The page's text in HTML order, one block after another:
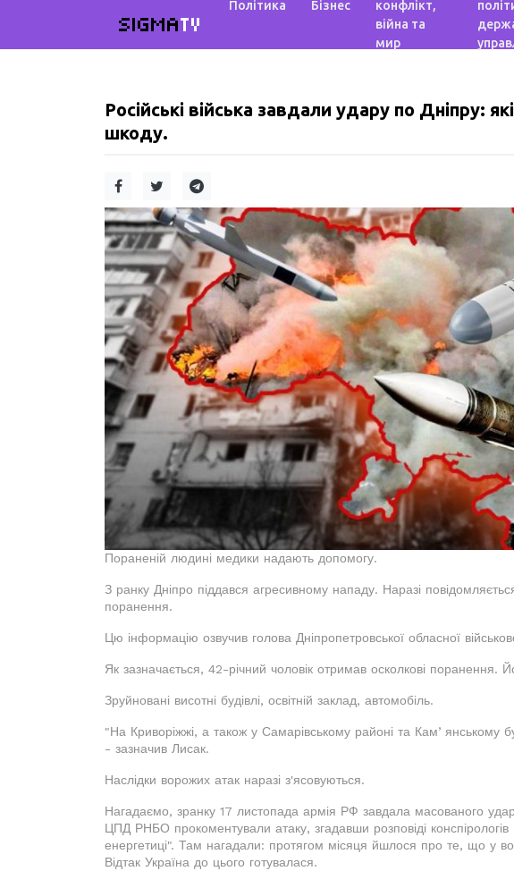
SIGMATV
Політика Бізнес
конфлікт,
війна та
мир
Російські війська завдали удару по Дніпру:
шкоду.
Пораненій людині медики надають допомогу.
З ранку Дніпро піддався агресивному нападу. Наразі
поранення.
Цю інформацію озвучив голова Дніпропетровської обласної
Як зазначається, 42-річний чоловік отримав осколкові
Зруйновані висотні будівлі, освітній заклад, автомобіль.
"На Криворіжжі, а також у Самарівському районі та Камʼянському
- зазначив Лисак.
Наслідки ворожих атак наразі з'ясовуються.
Нагадаємо, зранку 17 листопада армія РФ завдала масованого
ЦПД РНБО прокоментували атаку, згадавши розповіді
енергетиці". Там нагадали: протягом місяця йшлося про те, що у
Відтак Україна до цього готувалася.